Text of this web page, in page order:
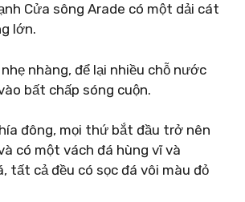
Cửa sông Arade có một dải cát
lớn.
nhàng, để lại nhiều chỗ nước
bất chấp sóng cuộn.
đông, mọi thứ bắt đầu trở nên
có một vách đá hùng vĩ và
tất cả đều có sọc đá vôi màu đỏ